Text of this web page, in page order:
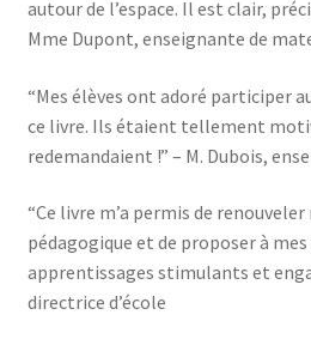
autour de l’espace. Il est clair,
Mme Dupont, enseignante de
“Mes élèves ont adoré participer
ce livre. Ils étaient tellement
redemandaient !” – M. Dubois,
“Ce livre m’a permis de
pédagogique et de proposer à mes
apprentissages stimulants et
directrice d’école